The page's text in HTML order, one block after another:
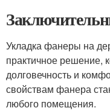
Укладка фанеры на
практичное решение,
долговечность и
свойствам фанера
любого помещения.